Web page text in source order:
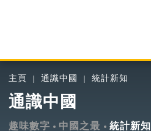
主頁 通識中國 統計新知
通識中國
趣味數字 中國之最 統計新知